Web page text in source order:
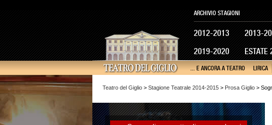
2012-2013 2013-
2019-2020
ESTATE
ARCHIVIO STAGIONI
... E ANCORA A TEATRO LIRICA
Teatro del Giglio > Stagione Teatrale 2014-2015 > Prosa Giglio >